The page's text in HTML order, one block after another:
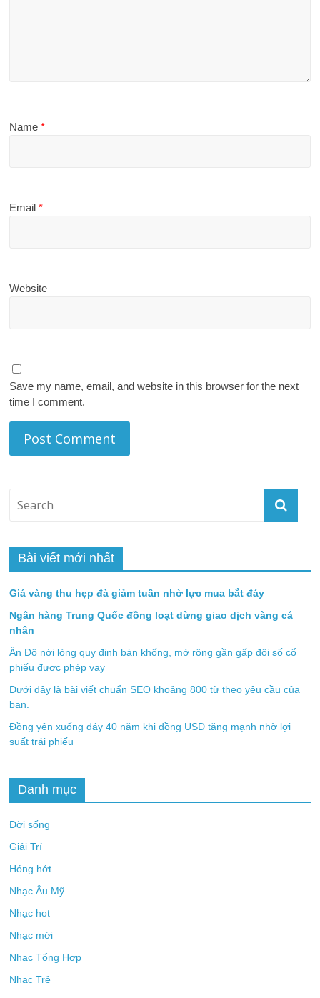
Name*
Email*
Website
Save my name, email, and website in this browser for the next
time I comment.
Bài viết mới nhất
Giá vàng thu hẹp đà giảm tuần nhờ lực mua bắt đáy
Ngân hàng Trung Quốc đồng loạt dừng giao dịch vàng cá
nhân
Ấn Độ nới lỏng quy định bán khống, mở rộng gần gấp đôi số cổ
phiếu được phép vay
Dưới đây là bài viết chuẩn SEO khoảng 800 từ theo yêu cầu của
bạn.
Đồng yên xuống đáy 40 năm khi đồng USD tăng mạnh nhờ lợi
suất trái phiếu
Danh mục
Đời sống
Giải Trí
Hóng hớt
Nhạc Âu Mỹ
Nhạc hot
Nhạc mới
Nhạc Tổng Hợp
Nhạc Trẻ